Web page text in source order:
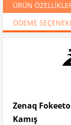
ÜRÜN
ÖDEME
Zenaq
Kamış